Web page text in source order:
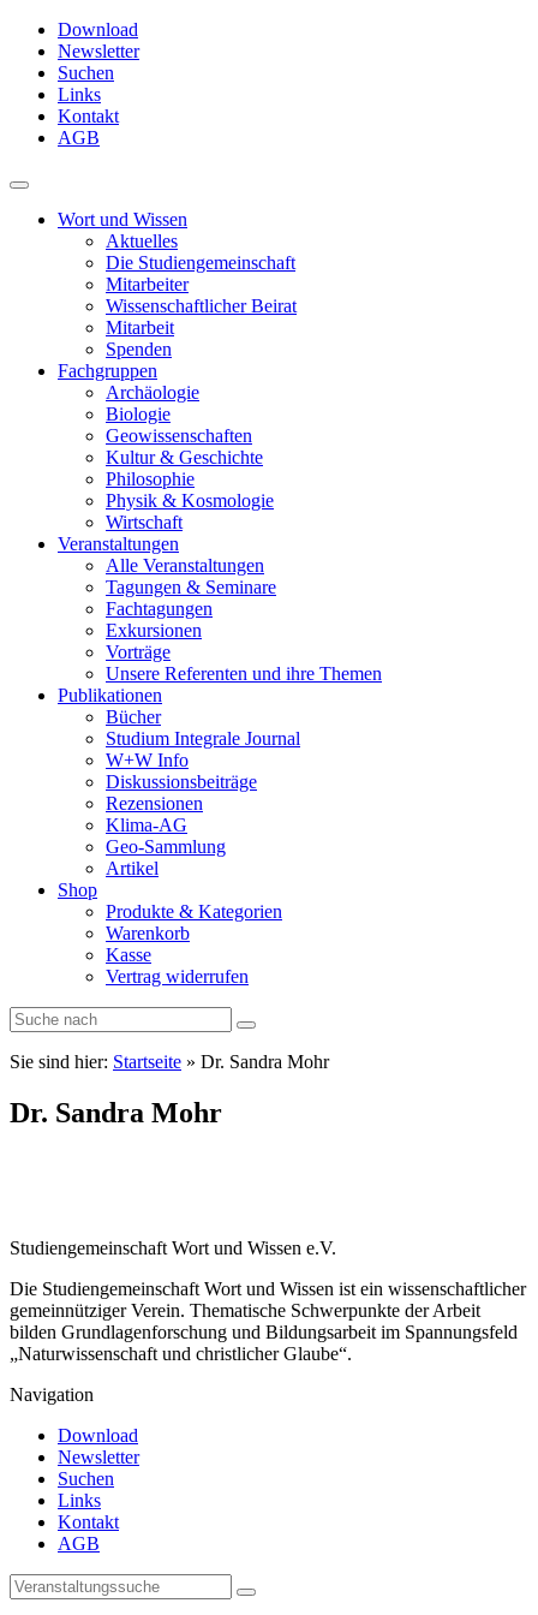
Skip
main
content
Download
Newsletter
Suchen
Links
Kontakt
AGB
Toggle
navigationWort und Wissen
Aktuelles
Die Studiengemeinschaft
Mitarbeiter
Wissenschaftlicher Beirat
Mitarbeit
Spenden
Fachgruppen
Archäologie
Biologie
Geowissenschaften
Kultur & Geschichte
Philosophie
Physik & Kosmologie
Wirtschaft
Veranstaltungen
Alle Veranstaltungen
Tagungen & Seminare
Fachtagungen
Exkursionen
Vorträge
Unsere Referenten und ihre Themen
Publikationen
Bücher
Studium Integrale Journal
W+W Info
Diskussionsbeiträge
Rezensionen
Klima-AG
Geo-Sammlung
Artikel
Shop
Produkte & Kategorien
Warenkorb
Kasse
Vertrag widerrufen
Sie sind hier: Startseite » Dr. Sandra Mohr
Dr. Sandra Mohr
Studiengemeinschaft Wort und Wissen e.V.
Die Studiengemeinschaft Wort und Wissen ist ein wissenschaftlicher
gemeinnütziger Verein. Thematische Schwerpunkte der Arbeit
bilden Grundlagenforschung und Bildungsarbeit im Spannungsfeld
„Naturwissenschaft und christlicher Glaube“.
Navigation
Download
Newsletter
Suchen
Links
Kontakt
AGB